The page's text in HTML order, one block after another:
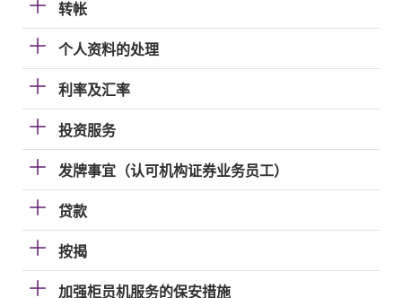
转帐
个人资料的处理
利率及汇率
投资服务
发牌事宜（认可机构证券业务员工）
贷款
按揭
加强柜员机服务的保安措施